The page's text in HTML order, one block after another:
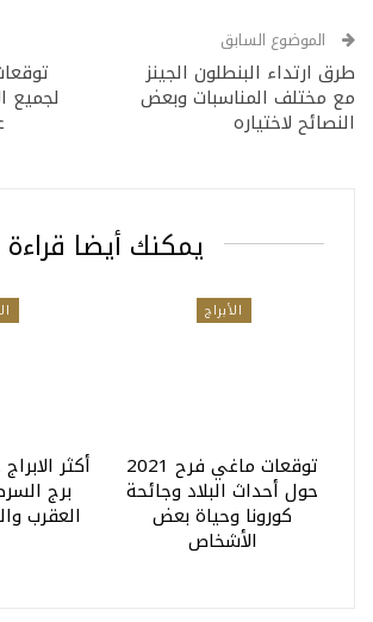
الموضوع السابق
طرق ارتداء البنطلون الجينز
مع مختلف المناسبات وبعض
النصائح لاختياره
لجميع
يمكنك أيضا قراءة
الأبراج
توقعات ماغي فرح 2021
حول أحداث البلاد وجائحة
كورونا وحياة بعض
الأشخاص
برج
العقرب